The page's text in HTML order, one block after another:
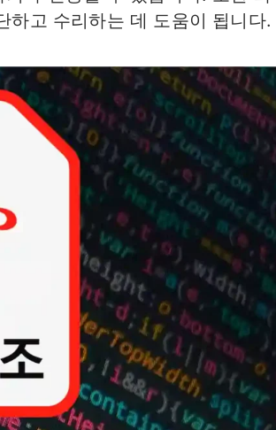
하고 수리하는 데 도움이 됩니다.